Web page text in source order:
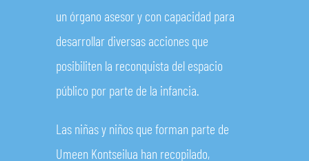
un órgano asesor y con capacidad para
desarrollar diversas acciones que
posibiliten la reconquista del espacio
público por parte de la infancia.
Las niñas y niños que forman parte de
Umeen Kontseilua han recopilado,